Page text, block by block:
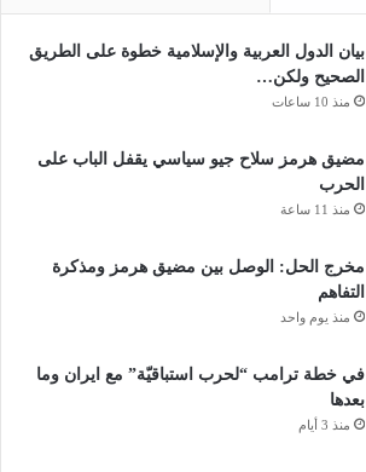
بيان الدول العربية والإسلامية خطوة على الطريق
الصحيح ولكن…
منذ 10 ساعات
مضيق هرمز سلاح جيو سياسي يقفل الباب على
الحرب
منذ 11 ساعة
مخرج الحل: الوصل بين مضيق هرمز ومذكرة
التفاهم
منذ يوم واحد
في خطة ترامب “لحرب استباقيّة” مع ايران وما
بعدها
منذ 3 أيام